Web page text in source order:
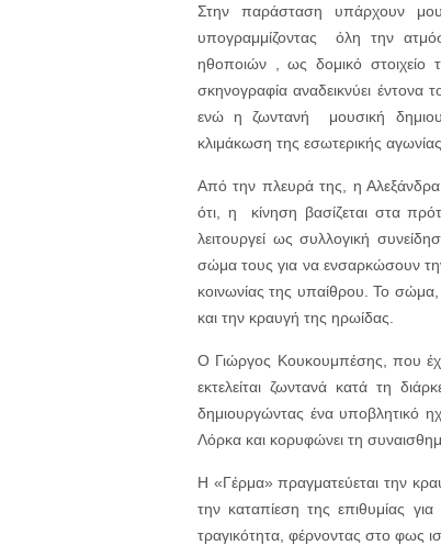
Στην παράσταση υπάρχουν
υπογραμμίζοντας όλη την
ηθοποιών , ως δομικό στοιχείο
σκηνογραφία αναδεικνύει
ενώ η ζωντανή μουσική
κλιμάκωση της εσωτερικής
Από την πλευρά της, η
ότι, η κίνηση βασίζεται στα
λειτουργεί ως συλλογική
σώμα τους για να ενσαρκώσουν
κοινωνίας της υπαίθρου. Το σώμα,
και την κραυγή της ηρωίδας.
Ο Γιώργος Κουκουμπέσης, που
εκτελείται ζωντανά κατά τη
δημιουργώντας ένα υποβλητικό
Λόρκα και κορυφώνει τη
Η «Γέρμα» πραγματεύεται την
την καταπίεση της επιθυμίας
τραγικότητα, φέρνοντας στο φως